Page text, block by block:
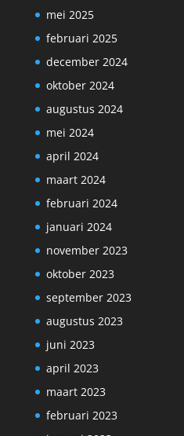
mei 2025
februari 2025
december 2024
oktober 2024
augustus 2024
mei 2024
april 2024
maart 2024
februari 2024
januari 2024
november 2023
oktober 2023
september 2023
augustus 2023
juni 2023
april 2023
maart 2023
februari 2023